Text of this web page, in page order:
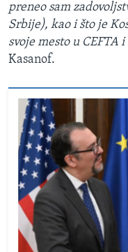
preneo sam
Srbije), kao i što je
svoje mesto u CEFTA
Kasanof.